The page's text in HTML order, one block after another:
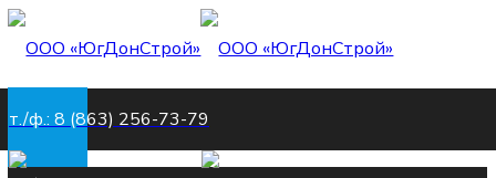
т./ф.: 8 (863) 256-73-79